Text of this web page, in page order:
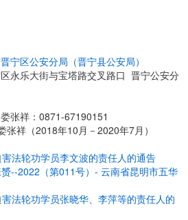
宁区公安分局（晋宁县公安局）
永乐大街与宝塔路交叉路口 晋宁公安分
张祥：0871-67190151
张祥（2018年10月－2020年7月）
法轮功学员李文波的责任人的通告
--2022（第011号）- 云南省昆明市五华
法轮功学员张晓华、李萍等的责任人的